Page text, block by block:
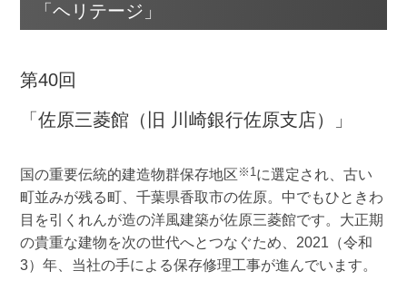
「ヘリテージ」
第40回
「佐原三菱館（旧 川崎銀行佐原支店）」
国の重要伝統的建造物群保存地区 ※1に選定され、古い
町並みが残る町、千葉県香取市の佐原。中でもひときわ
目を引くれんが造の洋風建築が佐原三菱館です。大正期
の貴重な建物を次の世代へとつなぐため、2021（令和
3）年、当社の手による保存修理工事が進んでいます。